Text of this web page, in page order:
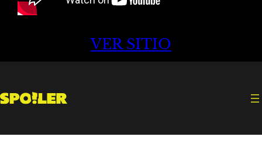
VER SITIO